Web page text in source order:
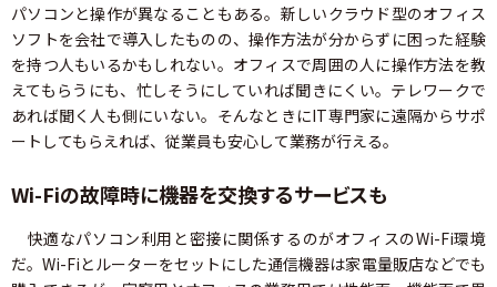
パソコンと操作が異なることもある。新しいクラウド型のオフィス
ソフトを会社で導入したものの、操作方法が分からずに困った経験
を持つ人もいるかもしれない。オフィスで周囲の人に操作方法を教
えてもらうにも、忙しそうにしていれば聞きにくい。テレワークで
あれば聞く人も側にいない。そんなときにIT専門家に遠隔からサポ
ートしてもらえれば、従業員も安心して業務が行える。
Wi-Fiの故障時に機器を交換するサービスも
快適なパソコン利用と密接に関係するのがオフィスのWi-Fi環境
だ。Wi-Fiとルーターをセットにした通信機器は家電量販店などでも